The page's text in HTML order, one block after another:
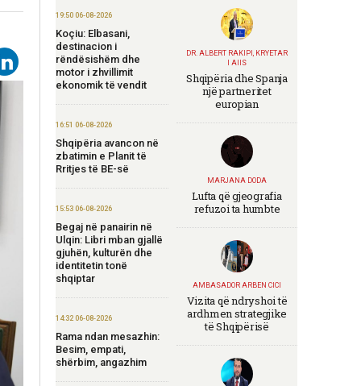
19:50 06-08-2026
Koçiu: Elbasani,
destinacion i
rëndësishëm dhe
motor i zhvillimit
ekonomik të vendit
16:51 06-08-2026
Shqipëria avancon në
zbatimin e Planit të
Rritjes të BE-së
15:53 06-08-2026
Begaj në panairin në
Ulqin: Libri mban gjallë
gjuhën, kulturën dhe
identitetin tonë
shqiptar
14:32 06-08-2026
Rama ndan mesazhin:
Besim, empati,
shërbim, angazhim
DR. ALBERT RAKIPI, KRYETAR
I AIIS
Shqipëria dhe Spanja
një partneritet
europian
MARJANA DODA
Lufta që gjeografia
refuzoi ta humbte
AMBASADOR ARBEN CICI
Vizita që ndryshoi të
ardhmen strategjike
të Shqipërisë